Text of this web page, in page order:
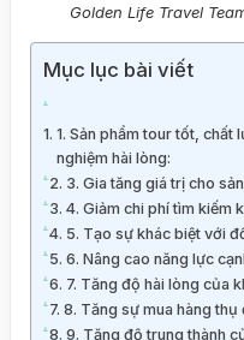
Golden Life Travel
Mục lục bài viết
1. Sản phẩm tour tốt, chất
nghiệm hài lòng:
3. Gia tăng giá trị cho
4. Giảm chi phí tìm kiếm
5. Tạo sự khác biệt với
6. Nâng cao năng lực
7. Tăng độ hài lòng của
8. Tăng sự mua hàng thụ
9. Tăng độ trung thành